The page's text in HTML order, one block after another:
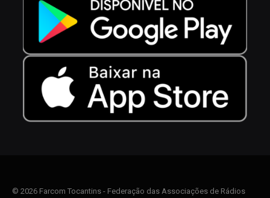
© 2026 Farcom Tocantins - Federação das Associações de Rádios